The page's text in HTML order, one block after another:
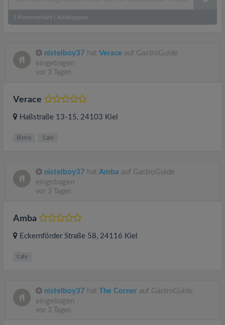
1 Kommentare Ausklappen
nistelboy37 hat Verace auf GastroGuide
eingetragen
vor 3 Tagen
Verace
Haßstraße 13-15, 24103 Kiel
Bistro Cafe
nistelboy37 hat Amba auf GastroGuide
eingetragen
vor 3 Tagen
Amba
Eckernförder Straße 58, 24116 Kiel
Cafe
nistelboy37 hat The Corner auf GastroGuide
eingetragen
vor 3 Tagen